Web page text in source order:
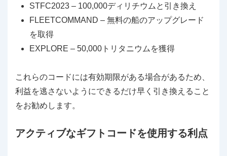
STFC2023 – 100,000ディリチウムと引き換え
FLEETCOMMAND – 無料の船のアップグレード
を取得
EXPLORE – 50,000トリタニウムを獲得
これらのコードには有効期限がある場合があるため、
利益を逃さないようにできるだけ早く引き換えること
をお勧めします。
アクティブなギフトコードを使用する利点